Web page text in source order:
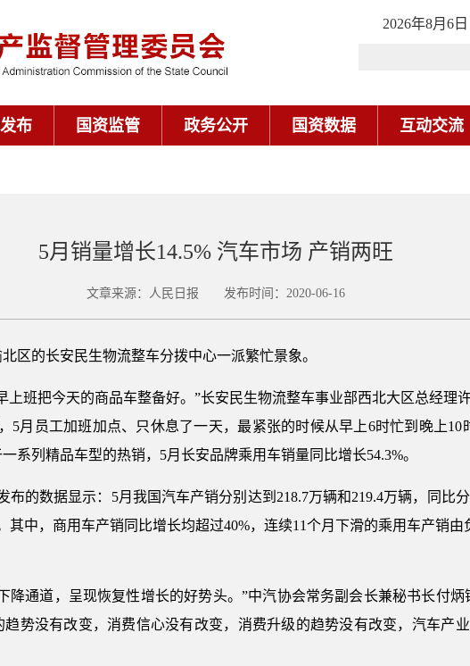
2026年8月6
布 国资监管 政务公开 国资数据 互动交流
5月销量增长14.5% 汽车市场 产销两旺
文章来源：人民日报 发布时间：2020-06-16
区的长安民生物流整车分拨中心一派繁忙景象。
上班把今天的商品车整备好。”长安民生物流整车事业部西北大区总经理
5月员工加班加点、只休息了一天，最紧张的时候从早上6时忙到晚上10
系列精品车型的热销，5月长安品牌乘用车销量同比增长54.3%。
布的数据显示：5月我国汽车产销分别达到218.7万辆和219.4万辆，同比
其中，商用车产销同比增长均超过40%，连续11个月下滑的乘用车产销由
降通道，呈现恢复性增长的好势头。”中汽协会常务副会长兼秘书长付炳
势没有改变，消费信心没有改变，消费升级的趋势没有改变，汽车产